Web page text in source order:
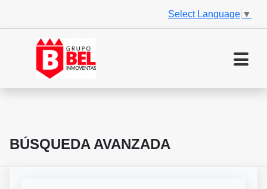
Select Language ▼
BÚSQUEDA AVANZADA